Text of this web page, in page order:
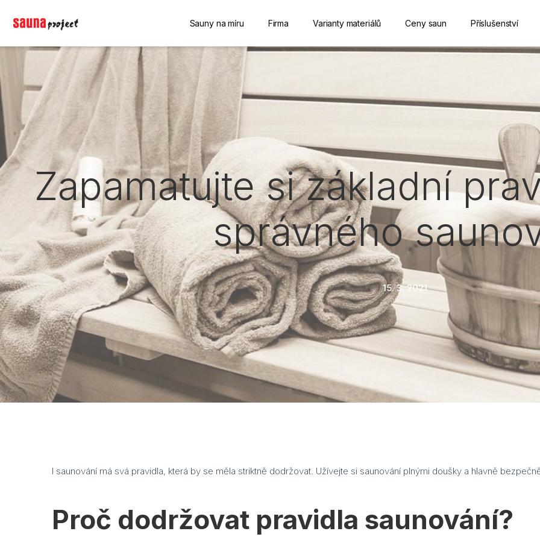
Sauny na míru Firma Varianty materiálů Ceny saun Příslušenství
Zapamatujte si základní
správného
15. 3. 2021
I saunování má svá pravidla, která by se měla striktně dodržovat. Užívejte si saunování plnými doušky a hlavně
Proč dodržovat pravidla saunování?